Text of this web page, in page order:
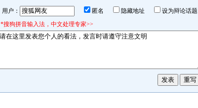
用户： 匿名 隐藏地址
设为辩论话题
*搜狗拼音输入法，中文处理专家>>